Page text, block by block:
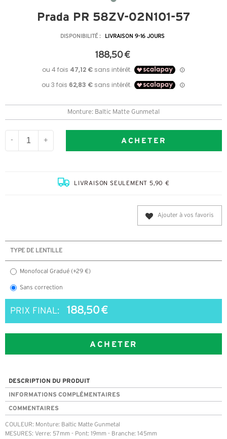
Prada PR 58ZV-02N1O1-57
DISPONIBILITÉ : LIVRAISON 9-16 JOURS
188,50 €
Monture: Baltic Matte Gunmetal
- + ACHETER
LIVRAISON SEULEMENT 5,90 €
Ajouter à vos favoris
TYPE DE LENTILLE
Monofocal Gradué (+29 €)
Sans correction
PRIX FINAL: 188,50 €
ACHETER
DESCRIPTION DU PRODUIT
INFORMATIONS COMPLÉMENTAIRES
COMMENTAIRES
COULEUR: Monture: Baltic Matte Gunmetal
MESURES: Verre: 57mm - Pont: 19mm - Branche: 145mm